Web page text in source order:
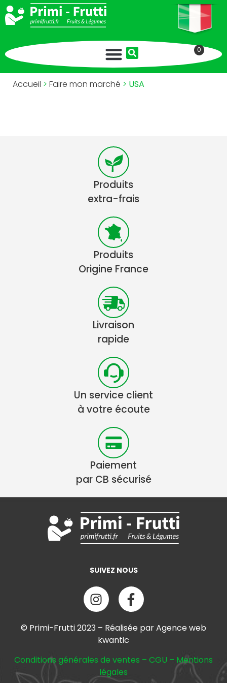
0
Accueil > Faire mon marché > USA
Produits
extra-frais
Produits
Origine France
Livraison
rapide
Un service client
à votre écoute
Paiement
par CB sécurisé
SUIVEZ NOUS
© Primi-Frutti 2023 – Réalisée par Agence web
kwantic
Conditions générales de ventes – CGU – Mentions
légales